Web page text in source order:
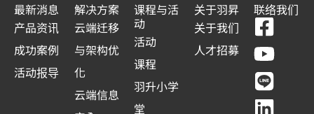
最新消息
产品资讯
成功案例
活动报导
解决方案
云端迁移
与架构优
化
云端信息
课程与活
动
活动
课程
羽升小学
堂
关于羽昇
关于我们
人才招募
联络我们
F
a
c
e
Y
o
u
t
L
i
n
e
L
i
n
k